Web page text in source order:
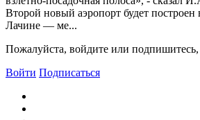
Второй новый аэропорт будет построен
Лачине — ме...
Пожалуйста, войдите или
Войти Подписаться